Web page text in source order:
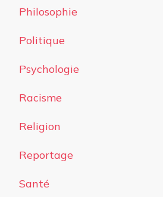
Philosophie
Politique
Psychologie
Racisme
Religion
Reportage
Santé